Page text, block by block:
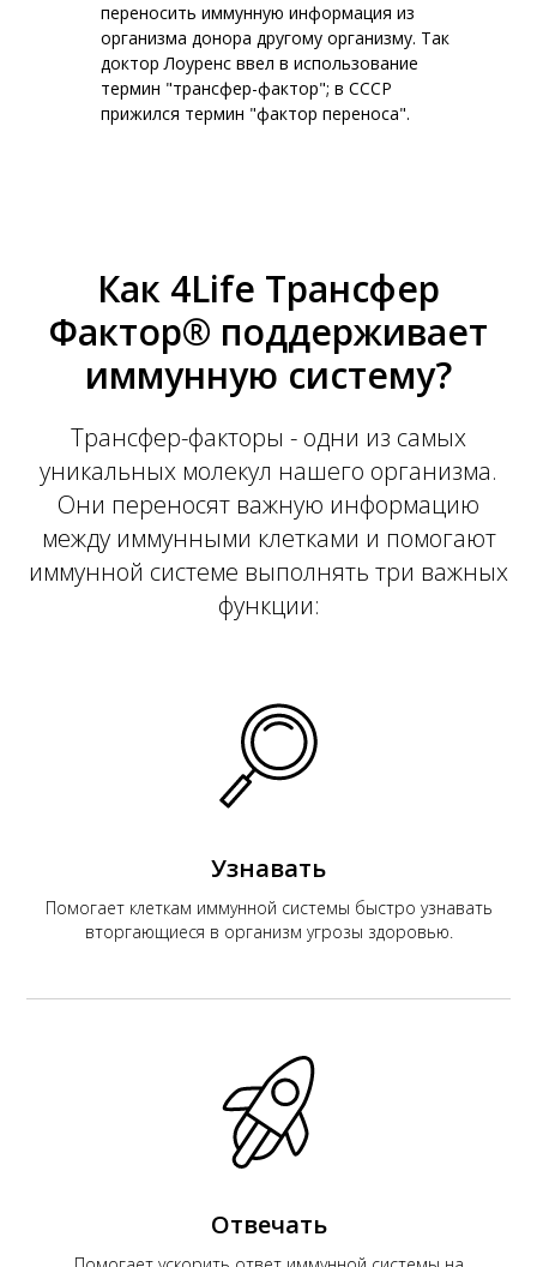
переносить иммунную информация из
организма донора другому организму. Так
доктор Лоуренс ввел в использование
термин "трансфер-фактор"; в СССР
прижился термин "фактор переноса".
Как 4Life Трансфер
Фактор® поддерживает
иммунную систему?
Трансфер-факторы - одни из самых
уникальных молекул нашего организма.
Они переносят важную информацию
между иммунными клетками и помогают
иммунной системе выполнять три важных
функции:
Узнавать
Помогает клеткам иммунной системы быстро узнавать
вторгающиеся в организм угрозы здоровью.
Отвечать